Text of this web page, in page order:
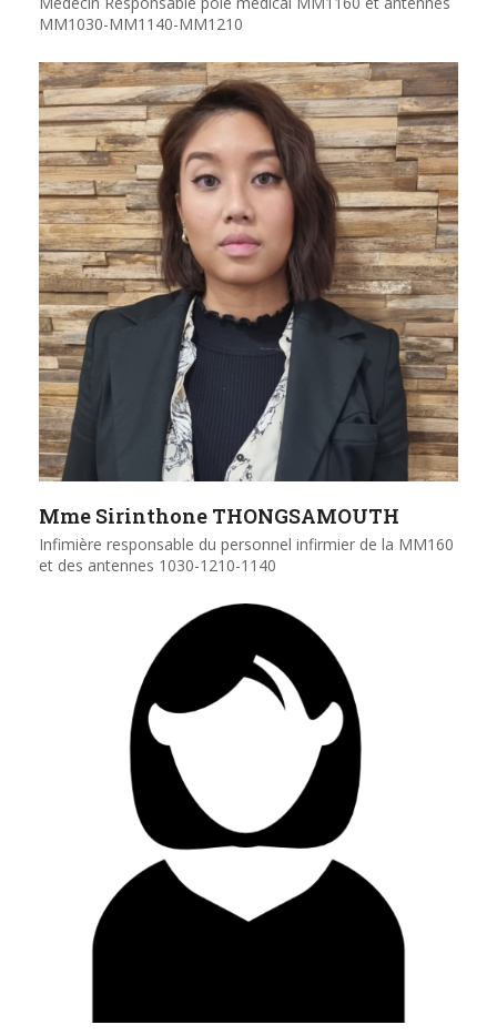
MM1030-MM1140-MM1210
Mme Sirinthone THONGSAMOUTH
Infimière responsable du personnel infirmier de la MM160
et des antennes 1030-1210-1140